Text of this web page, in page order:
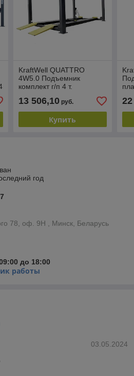
KraftWell QUATTRO
4W5.0 Подъемник
комплект г/п 4 т.
платформы 5020 мм для
сход-развала
13 506,10руб.
Купить
год
78, оф. 9Н , Минск, Беларусь
до 18:00
работы
03.05.2024